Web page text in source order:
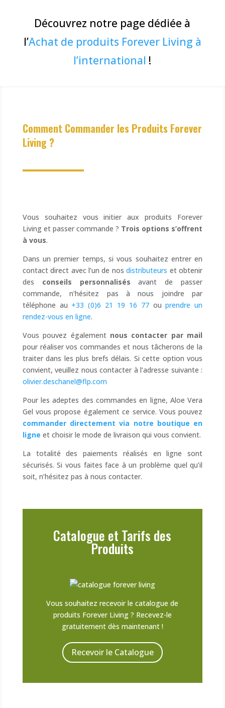
Découvrez notre page dédiée à
l’Achat de produits Forever Living à
l’international !
Comment Commander les Produits Forever
Living ?
Vous souhaitez vous initier aux produits Forever
Living et passer commande ? Trois options s’offrent
à vous.
Dans un premier temps, si vous souhaitez entrer en
contact direct avec l’un de nosdistributeurs et obtenir
des conseils personnalisés avant de passer
commande, n’hésitez pas à nous joindre par
téléphone au +33 (0)6 21 19 16 77ouprendre un
rendez-vous en ligne.
Vous pouvez également nous contacter par mail
pour réaliser vos commandes et nous tâcherons de la
traiter dans les plus brefs délais. Si cette option vous
convient, veuillez nous contacter à l’adresse suivante :
olivier.deschanel@flp.com
Pour les adeptes des commandes en ligne, Aloe Vera
Gel vous propose également ce service. Vous pouvez
commander directement via notre boutique en
ligne et choisir le mode de livraison qui vous convient.
La totalité des paiements réalisés en ligne sont
sécurisés. Si vous faites face à un problème quel qu’il
soit, n’hésitez pas à nous contacter.
Catalogue et Tarifs des
Produits
Vous souhaitez recevoir le catalogue de
produits Forever Living ? Recevez-le
gratuitement dès maintenant !
Recevoir le Catalogue